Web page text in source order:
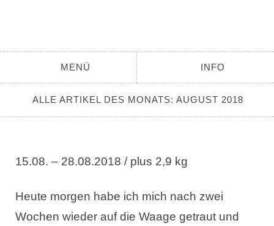
MENÜ INFO
ALLE ARTIKEL DES MONATS: AUGUST 2018
15.08. – 28.08.2018 / plus 2,9 kg
Heute morgen habe ich mich nach zwei
Wochen wieder auf die Waage getraut und